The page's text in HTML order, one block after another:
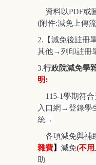
資料以PDF或
(附件:減免上傳流
2. 【減免後註冊
其他→列印註冊
3.行政院減免學
明:
115-1學期符
入口網→登錄學
統→
各項減免與補
雜費】 減免(不用
助